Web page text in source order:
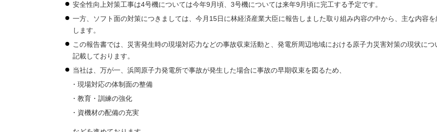
安全性向上対策工事は4号機については今年9月頃、3号機については来年9月頃に完工する予定です。
一方、ソフト面の対策につきましては、今月15日に林経済産業大臣に報告しました取り組み内容の中から、主な内容を
します。
この報告書では、災害発生時の現場対応力などの事故収束活動と、発電所周辺地域における原子力災害対策の現状につ
記載しております。
当社は、万が一、浜岡原子力発電所で事故が発生した場合に事故の早期収束を図るため、
現場対応の体制面の整備
教育・訓練の強化
資機材の配備の充実